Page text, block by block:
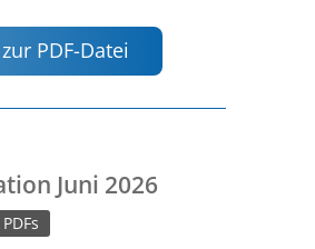
zur PDF-Datei
Juni 2026